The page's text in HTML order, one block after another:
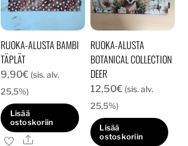
RUOKA-ALUSTA BAMBI
TÄPLÄT
9,90€ (sis. alv.
25,5%)
Lisää
ostoskoriin
Ale
RUOKA-ALUSTA
BOTANICAL COLLECTION
DEER
12,50€ (sis. alv.
25,5%)
Lisää
ostoskoriin